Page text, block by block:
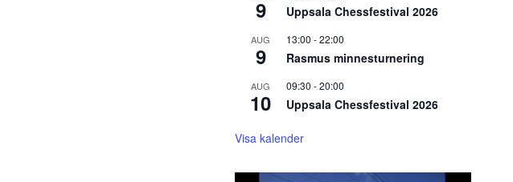
9 Uppsala Chessfestival 2026
AUG
9
13:00 -22:00
Rasmus minnesturnering
AUG
10
09:30 -20:00
Uppsala Chessfestival 2026
Visa kalender